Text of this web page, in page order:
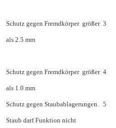
Schutz gegen Fremdkörper größer
als 2.5 mm
3
Schutz gegen Fremdkörper größer
als 1.0 mm
4
Schutz gegen Staubablagerungen.
Staub darf Funktion nicht
5